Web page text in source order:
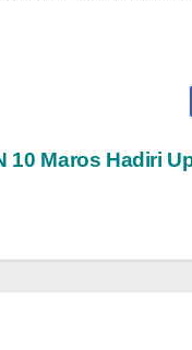
10 Maros Hadiri